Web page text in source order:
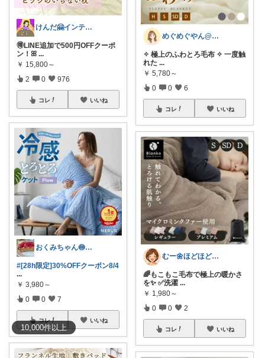
10,000件以上
けんだ🤗インテリア多め
🉐LINE追加で500円OFFクーポ
ン！ꕤ ...
￥ 15,800～
2 0 976
コレ いいね
おくみちゃん🍥朝コレ界隈
#[28h限定]30%OFFクーポン8/4
...
￥ 3,980～
0 0 7
コレ いいね
めぐめぐやん@2児ママ×ゆるっと暮らし
✧ 極上のふわとろ毛布 ✧ 一度触
れた ...
￥ 5,780～
0 0 6
コレ いいね
むー🌼ほどほど生活🌼
🌈もこもこ毛布で極上の暖かさ
を✨ ✅洗濯 ...
￥ 1,980～
0 0 2
コレ いいね